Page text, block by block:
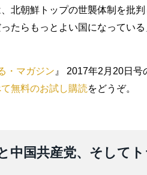
北朝鮮トップの世襲体制を批
たらもっとよい国になってい
・マガジン 』 2017年2月20日
無料のお試し購読をどうぞ。
中国共産党、そして